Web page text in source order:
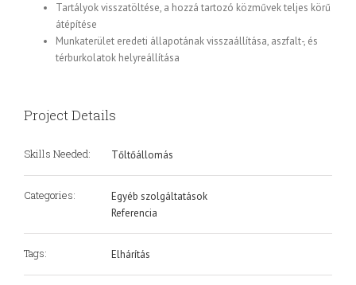
Tartályok visszatöltése, a hozzá tartozó közművek teljes körű
átépítése
Munkaterület eredeti állapotának visszaállítása, aszfalt-, és
térburkolatok helyreállítása
Project Details
Skills Needed: Tőltőállomás
Categories:
Egyéb szolgáltatások
Referencia
Tags: Elhárítás